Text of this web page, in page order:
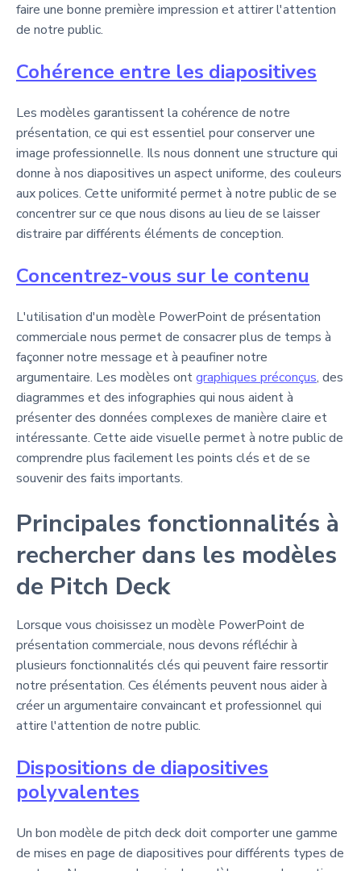
faire une bonne première impression et attirer l'attention
de notre public.
Cohérence entre les diapositives
Les modèles garantissent la cohérence de notre
présentation, ce qui est essentiel pour conserver une
image professionnelle. Ils nous donnent une structure qui
donne à nos diapositives un aspect uniforme, des couleurs
aux polices. Cette uniformité permet à notre public de se
concentrer sur ce que nous disons au lieu de se laisser
distraire par différents éléments de conception.
Concentrez-vous sur le contenu
L'utilisation d'un modèle PowerPoint de présentation
commerciale nous permet de consacrer plus de temps à
façonner notre message et à peaufiner notre
argumentaire. Les modèles ontgraphiques préconçus, des
diagrammes et des infographies qui nous aident à
présenter des données complexes de manière claire et
intéressante. Cette aide visuelle permet à notre public de
comprendre plus facilement les points clés et de se
souvenir des faits importants.
Principales fonctionnalités à
rechercher dans les modèles
de Pitch Deck
Lorsque vous choisissez un modèle PowerPoint de
présentation commerciale, nous devons réfléchir à
plusieurs fonctionnalités clés qui peuvent faire ressortir
notre présentation. Ces éléments peuvent nous aider à
créer un argumentaire convaincant et professionnel qui
attire l'attention de notre public.
Dispositions de diapositives
polyvalentes
Un bon modèle de pitch deck doit comporter une gamme
de mises en page de diapositives pour différents types de